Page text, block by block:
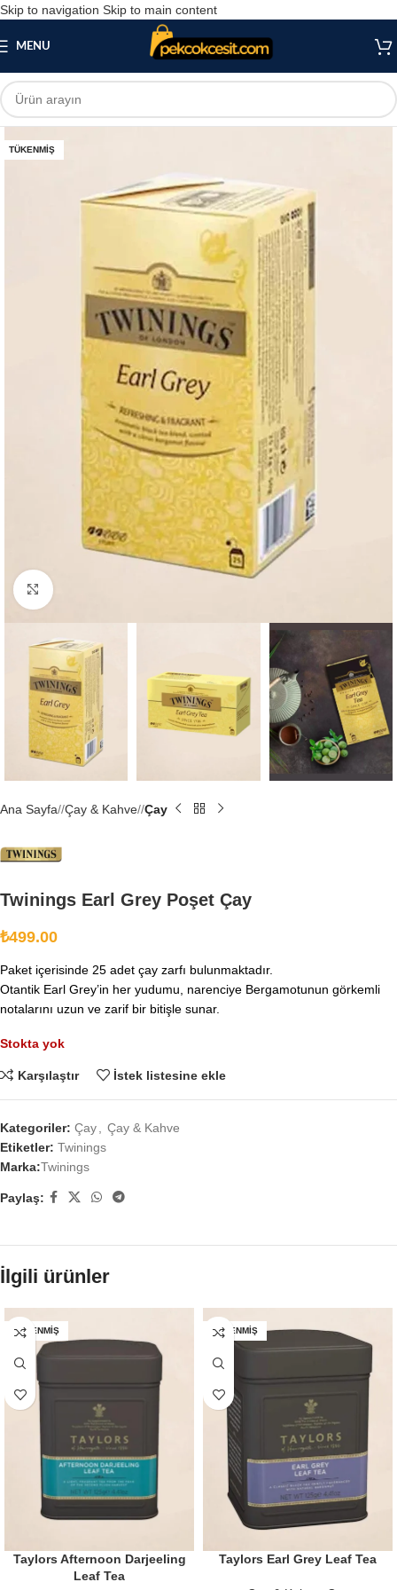
Skip to navigation Skip to main content
MENU
TÜKENMIŞ
Büyütmek için tıklayın
Ana Sayfa/ Çay & Kahve/ Çay
Twinings Earl Grey Poşet Çay
₺499.00
Paket içerisinde 25 adet çay zarfı bulunmaktadır.
Otantik Earl Grey’in her yudumu, narenciye Bergamotunun görkemli
notalarını uzun ve zarif bir bitişle sunar.
Stokta yok
Karşılaştır İstek listesine ekle
Kategoriler: Çay, Çay & Kahve
Etiketler: Twinings
Marka:Twinings
Paylaş:
İlgili ürünler
TÜKENMIŞ
Taylors Afternoon Darjeeling
Leaf Tea
TÜKENMIŞ
Taylors Earl Grey Leaf Tea